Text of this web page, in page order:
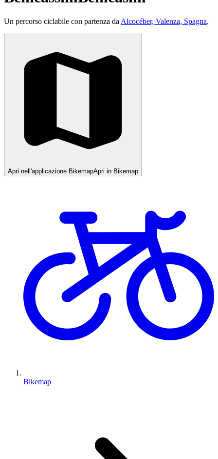
Un percorso ciclabile con partenza da Alcocéber, Valenza, Spagna.
Apri nell'applicazione BikemapApri in Bikemap
Bikemap